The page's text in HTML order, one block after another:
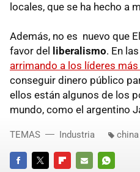
locales, que se ha hecho a
Además, no es nuevo que
favor del
liberalismo. En
arrimando a los líderes
conseguir dinero público
ellos están algunos de los
mundo, como el argentino
TEMAS Industria china